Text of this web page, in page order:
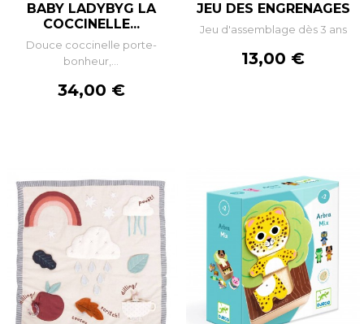
BABY LADYBYG LA
COCCINELLE...
Douce coccinelle porte-
bonheur,...
Prix
34,00 €
JEU DES ENGRENAGES
Jeu d'assemblage dès 3 ans
Prix
13,00 €